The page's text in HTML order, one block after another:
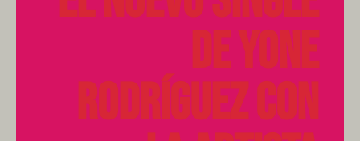
de Yone
Rodríguez con